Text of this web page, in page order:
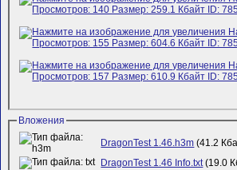
Вложения
DragonTest 1.46.h3m (41.2
DragonTest 1.46 Info.txt(19.0